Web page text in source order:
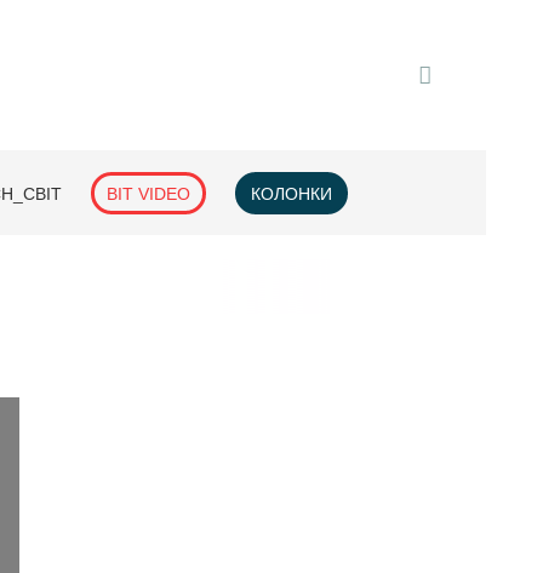
BIT VIDEO КОЛОНКИ